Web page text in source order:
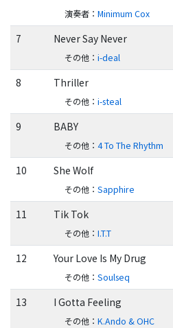
演奏者： Minimum Cox
7 Never Say Never
その他： i-deal
8 Thriller
その他： i-steal
9 BABY
その他： 4 To The Rhythm
10 She Wolf
その他： Sapphire
11 Tik Tok
その他： I.T.T
12 Your Love Is My Drug
その他： Soulseq
13 I Gotta Feeling
その他： K.Ando & OHC